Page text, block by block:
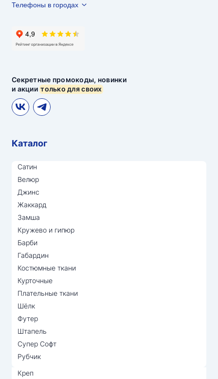
Секретные промокоды, новинки
и акциитолько для своих
Телефоны в городах
Каталог
Сатин
Велюр
Джинс
Жаккард
Замша
Кружево и гипюр
Барби
Габардин
Костюмные ткани
Курточные
Плательные ткани
Шёлк
Футер
Штапель
Супер Софт
Рубчик
Креп